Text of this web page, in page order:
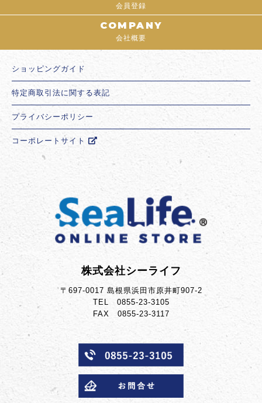
会員登録
COMPANY
会社概要
ショッピングガイド
特定商取引法に関する表記
プライバシーポリシー
コーポレートサイト
株式会社シーライフ
〒697-0017 島根県浜田市原井町907-2
TEL 0855-23-3105
FAX 0855-23-3117